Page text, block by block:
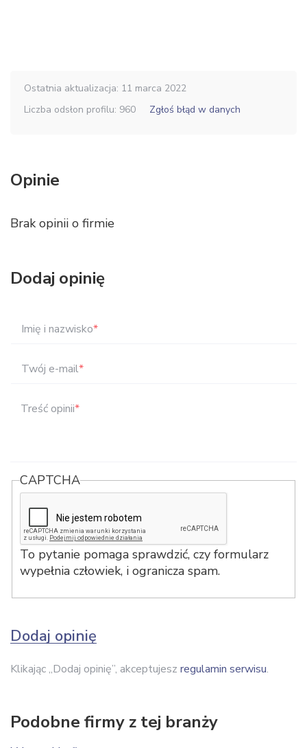
Ostatnia aktualizacja: 11 marca 2022
Liczba odsłon profilu: 960
Zgłoś błąd w danych
Opinie
Brak opinii o firmie
Dodaj opinię
Imię i nazwisko*
Twój e-mail*
Treść opinii*
CAPTCHA
To pytanie pomaga sprawdzić, czy formularz
wypełnia człowiek, i ogranicza spam.
Dodaj opinię
Klikając „Dodaj opinię”, akceptujesz regulamin serwisu.
Podobne firmy z tej branży